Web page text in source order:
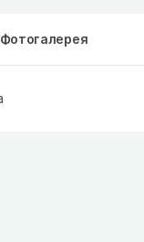
Фотогалерея